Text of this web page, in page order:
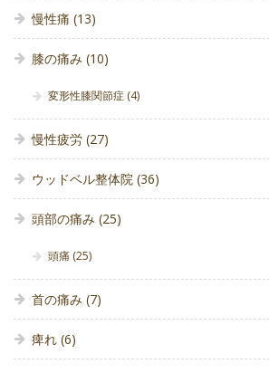
慢性痛 (13)
膝の痛み (10)
変形性膝関節症 (4)
慢性疲労 (27)
ウッドベル整体院 (36)
頭部の痛み (25)
頭痛 (25)
首の痛み (7)
痺れ (6)